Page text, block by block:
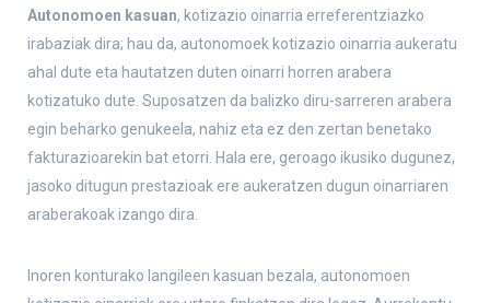
Autonomoen kasuan, kotizazio oinarria erreferentziazko
irabaziak dira; hau da, autonomoek kotizazio oinarria aukeratu
ahal dute eta hautatzen duten oinarri horren arabera
kotizatuko dute. Suposatzen da balizko diru-sarreren arabera
egin beharko genukeela, nahiz eta ez den zertan benetako
fakturazioarekin bat etorri. Hala ere, geroago ikusiko dugunez,
jasoko ditugun prestazioak ere aukeratzen dugun oinarriaren
araberakoak izango dira.
Inoren konturako langileen kasuan bezala, autonomoen